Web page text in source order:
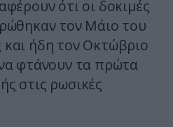
ότι οι δοκιμές
τον Μάιο του
ήδη τον Οκτώβριο
φτάνουν τα πρώτα
στις ρωσικές